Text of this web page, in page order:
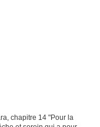
chapitre 14 "Pour la